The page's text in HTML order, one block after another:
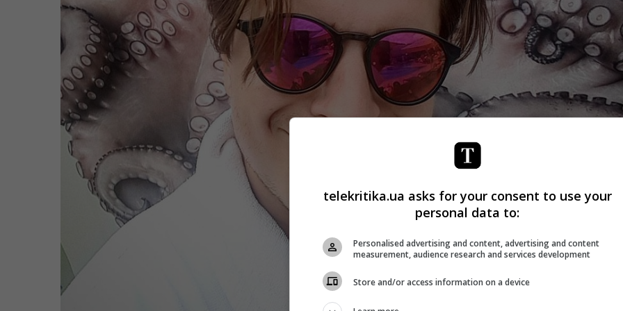
telekritika.ua asks for your consent to use your
personal data to:
Personalised advertising and content, advertising and content
measurement, audience research and services development
Store and/or access information on a device